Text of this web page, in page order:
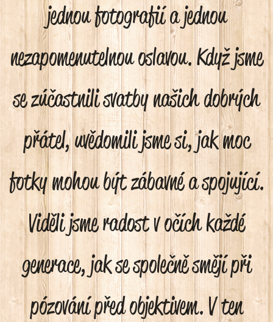
jednou fotografií a jednou
nezapomenutelnou oslavou. Když jsme
se zúčastnili svatby našich dobrých
přátel, uvědomili jsme si, jak moc
fotky mohou být zábavné a spojující.
Viděli jsme radost v očích každé
generace, jak se společně smějí při
pózování před objektivem. V ten